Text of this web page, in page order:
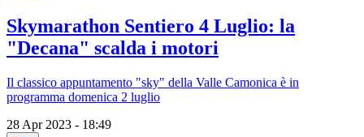
Skymarathon Sentiero 4 Luglio: la
"Decana" scalda i motori
Il classico appuntamento "sky" della Valle Camonica è in
programma domenica 2 luglio
28 Apr 2023 - 18:49